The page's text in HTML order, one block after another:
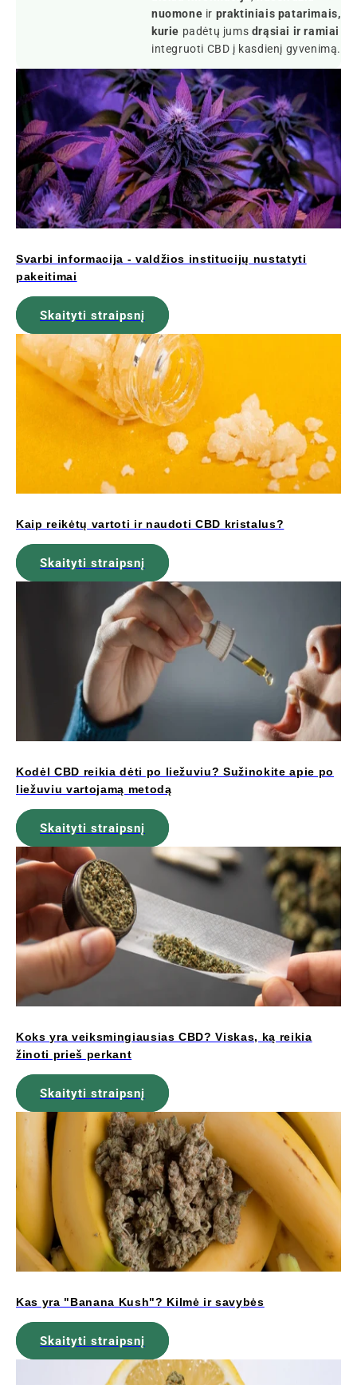
nuomone ir praktiniais patarimais,
kurie padėtų jums drąsiai ir ramiai
integruoti CBD į kasdienį gyvenimą.
Svarbi informacija - valdžios institucijų nustatyti
pakeitimai
Skaityti straipsnį
Kaip reikėtų vartoti ir naudoti CBD kristalus?
Skaityti straipsnį
Kodėl CBD reikia dėti po liežuviu? Sužinokite apie po
liežuviu vartojamą metodą
Skaityti straipsnį
Koks yra veiksmingiausias CBD? Viskas, ką reikia
žinoti prieš perkant
Skaityti straipsnį
Kas yra "Banana Kush"? Kilmė ir savybės
Skaityti straipsnį